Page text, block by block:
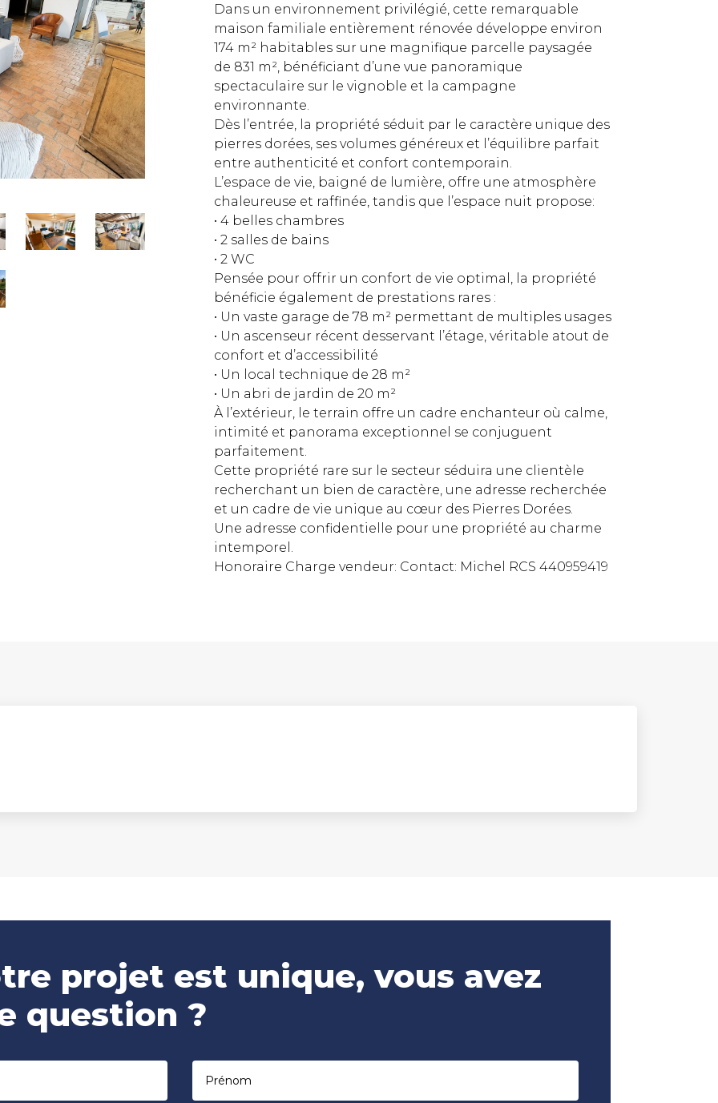
Dans un environnement privilégié, cette remarquable
maison familiale entièrement rénovée développe environ
174 m² habitables sur une magnifique parcelle paysagée
de 831 m², bénéficiant d’une vue panoramique
spectaculaire sur le vignoble et la campagne
environnante.
Dès l’entrée, la propriété séduit par le caractère unique des
pierres dorées, ses volumes généreux et l’équilibre parfait
entre authenticité et confort contemporain.
L’espace de vie, baigné de lumière, offre une atmosphère
chaleureuse et raffinée, tandis que l’espace nuit propose:
• 4 belles chambres
• 2 salles de bains
• 2 WC
Pensée pour offrir un confort de vie optimal, la propriété
bénéficie également de prestations rares :
• Un vaste garage de 78 m² permettant de multiples usages
• Un ascenseur récent desservant l’étage, véritable atout de
confort et d’accessibilité
• Un local technique de 28 m²
• Un abri de jardin de 20 m²
À l’extérieur, le terrain offre un cadre enchanteur où calme,
intimité et panorama exceptionnel se conjuguent
parfaitement.
Cette propriété rare sur le secteur séduira une clientèle
recherchant un bien de caractère, une adresse recherchée
et un cadre de vie unique au cœur des Pierres Dorées.
Une adresse confidentielle pour une propriété au charme
intemporel.
Honoraire Charge vendeur: Contact: Michel RCS 440959419
projet est unique, vous avez
question ?